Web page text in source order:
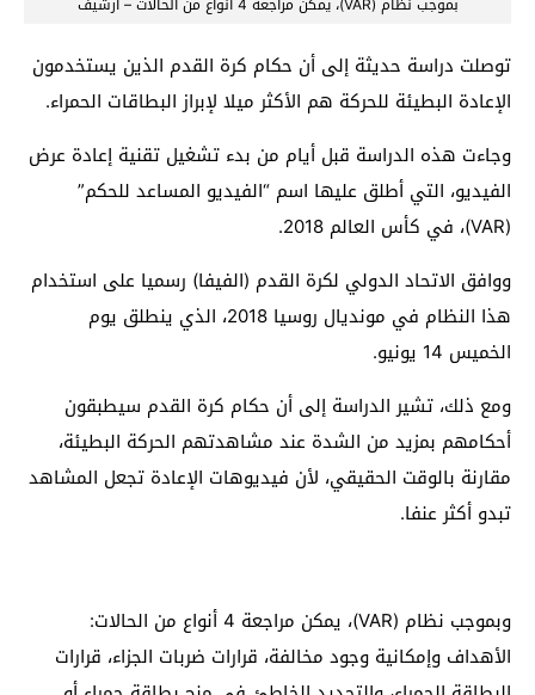
توصلت دراسة حديثة إلى أن حكام كرة القدم الذين يستخدمون
الإعادة البطيئة للحركة هم الأكثر ميلا لإبراز البطاقات الحمراء.
وجاءت هذه الدراسة قبل أيام من بدء تشغيل تقنية إعادة عرض
الفيديو، التي أطلق عليها اسم “الفيديو المساعد للحكم”
(VAR)، في كأس العالم 2018.
ووافق الاتحاد الدولي لكرة القدم (الفيفا) رسميا على استخدام
هذا النظام في مونديال روسيا 2018، الذي ينطلق يوم
الخميس 14 يونيو.
ومع ذلك، تشير الدراسة إلى أن حكام كرة القدم سيطبقون
أحكامهم بمزيد من الشدة عند مشاهدتهم الحركة البطيئة،
مقارنة بالوقت الحقيقي، لأن فيديوهات الإعادة تجعل المشاهد
تبدو أكثر عنفا.
وبموجب نظام (VAR)، يمكن مراجعة 4 أنواع من الحالات:
الأهداف وإمكانية وجود مخالفة، قرارات ضربات الجزاء، قرارات